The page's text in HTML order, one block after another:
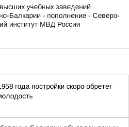
учебных заведений
Балкарии - пополнение - Северо-
институт МВД России
года постройки скоро обретет